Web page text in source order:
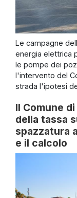
Le campagne
energia elettrica
le pompe dei
l'intervento del
strada l'ipotesi
Il Comune
della tassa
spazzatura
e il calcolo